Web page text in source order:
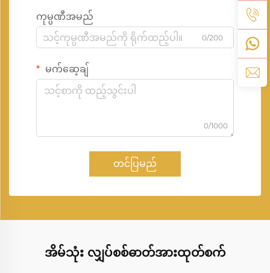
ကုမ္ပဏီအမည်
0/200
မက်ဆေ့ချ်
0/1000
တင်ပြမည်
အိမ်သုံး လျှပ်စစ်ဓာတ်အားထုတ်စက်